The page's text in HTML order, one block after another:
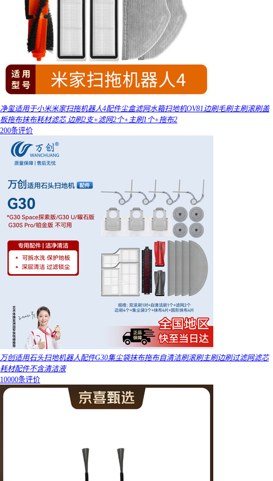
净玺适用于小米米家扫拖机器人4配件尘盒滤网水箱扫地机OV81边刷毛刷主刷滚刷盖
板拖布抹布耗材滤芯 边刷2支+滤网2个+主刷1个+拖布2
200条评价
万创适用石头扫地机器人配件G30集尘袋抹布拖布自清洁刷滚刷主刷边刷过滤网滤芯
耗材配件不含清洁液
10000条评价